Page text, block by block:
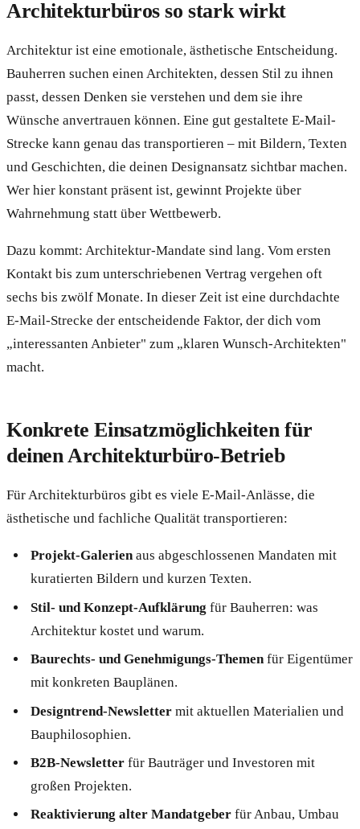
Architekturbüros so stark wirkt
Architektur ist eine emotionale, ästhetische Entscheidung.
Bauherren suchen einen Architekten, dessen Stil zu ihnen
passt, dessen Denken sie verstehen und dem sie ihre
Wünsche anvertrauen können. Eine gut gestaltete E-Mail-
Strecke kann genau das transportieren – mit Bildern, Texten
und Geschichten, die deinen Designansatz sichtbar machen.
Wer hier konstant präsent ist, gewinnt Projekte über
Wahrnehmung statt über Wettbewerb.
Dazu kommt: Architektur-Mandate sind lang. Vom ersten
Kontakt bis zum unterschriebenen Vertrag vergehen oft
sechs bis zwölf Monate. In dieser Zeit ist eine durchdachte
E-Mail-Strecke der entscheidende Faktor, der dich vom
„interessanten Anbieter" zum „klaren Wunsch-Architekten"
macht.
Konkrete Einsatzmöglichkeiten für
deinen Architekturbüro-Betrieb
Für Architekturbüros gibt es viele E-Mail-Anlässe, die
ästhetische und fachliche Qualität transportieren:
Projekt-Galerienaus abgeschlossenen Mandaten mit
kuratierten Bildern und kurzen Texten.
Stil- und Konzept-Aufklärung für Bauherren: was
Architektur kostet und warum.
Baurechts- und Genehmigungs-Themenfür Eigentümer
mit konkreten Bauplänen.
Designtrend-Newslettermit aktuellen Materialien und
Bauphilosophien.
B2B-Newsletterfür Bauträger und Investoren mit
großen Projekten.
Reaktivierung alter Mandatgeberfür Anbau, Umbau